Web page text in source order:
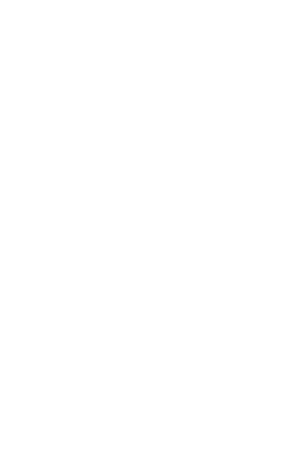
Rakousko nikdy nezklame. Hotelové služby na jedničku s
z pobočky Tábor, vždy výborná spolupráce.